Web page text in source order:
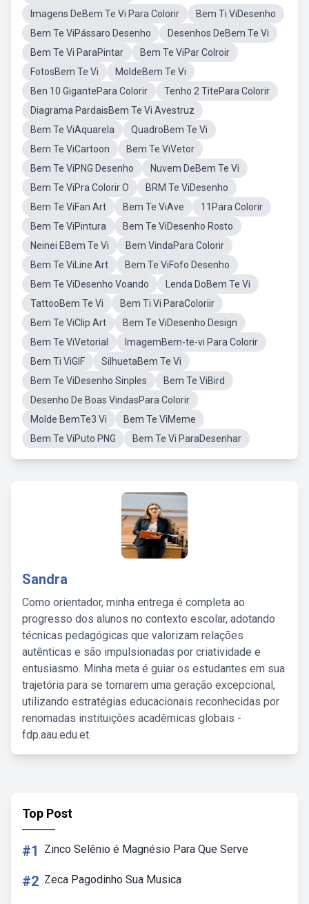
Imagens DeBem Te Vi Para Colorir
Bem Ti ViDesenho
Bem Te ViPássaro Desenho
Desenhos DeBem Te Vi
Bem Te Vi ParaPintar
Bem Te ViPar Colroir
FotosBem Te Vi
MoldeBem Te Vi
Ben 10 GigantePara Colorir
Tenho 2 TitePara Colorir
Diagrama PardaisBem Te Vi Avestruz
Bem Te ViAquarela
QuadroBem Te Vi
Bem Te ViCartoon
Bem Te ViVetor
Bem Te ViPNG Desenho
Nuvem DeBem Te Vi
Bem Te ViPra Colorir O
BRM Te ViDesenho
Bem Te ViFan Art
Bem Te ViAve
11Para Colorir
Bem Te ViPintura
Bem Te ViDesenho Rosto
Neinei EBem Te Vi
Bem VindaPara Colorir
Bem Te ViLine Art
Bem Te ViFofo Desenho
Bem Te ViDesenho Voando
Lenda DoBem Te Vi
TattooBem Te Vi
Bem Ti Vi ParaColoriir
Bem Te ViClip Art
Bem Te ViDesenho Design
Bem Te ViVetorial
ImagemBem-te-vi Para Colorir
Bem Ti ViGIF
SilhuetaBem Te Vi
Bem Te ViDesenho Sinples
Bem Te ViBird
Desenho De Boas VindasPara Colorir
Molde BemTe3 Vi
Bem Te ViMeme
Bem Te ViPuto PNG
Bem Te Vi ParaDesenhar
Sandra
Como orientador, minha entrega é completa ao
progresso dos alunos no contexto escolar, adotando
técnicas pedagógicas que valorizam relações
autênticas e são impulsionadas por criatividade e
entusiasmo. Minha meta é guiar os estudantes em sua
trajetória para se tornarem uma geração excepcional,
utilizando estratégias educacionais reconhecidas por
renomadas instituições acadêmicas globais -
fdp.aau.edu.et.
Top Post
#1 Zinco Selênio é Magnésio Para Que Serve
#2 Zeca Pagodinho Sua Musica